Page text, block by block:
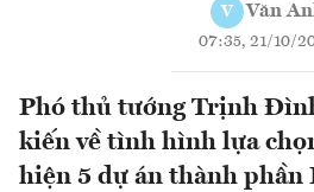
V Văn
07:35, 21/10/
Phó thủ tướng Trịnh
kiến về tình hình lựa
hiện 5 dự án thành phần